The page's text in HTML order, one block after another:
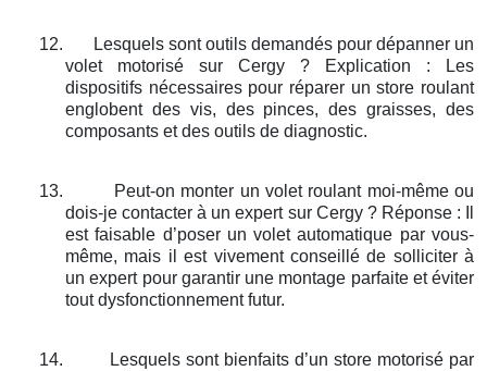
12.
Lesquels sont outils demandés pour dépanner un
volet motorisé sur Cergy ? Explication : Les
dispositifs nécessaires pour réparer un store roulant
englobent des vis, des pinces, des graisses, des
composants et des outils de diagnostic.
13.
Peut-on monter un volet roulant moi-même ou
dois-je contacter à un expert sur Cergy ? Réponse : Il
est faisable d’poser un volet automatique par vous-
même, mais il est vivement conseillé de solliciter à
un expert pour garantir une montage parfaite et éviter
tout dysfonctionnement futur.
14.
Lesquels sont bienfaits d’un store motorisé par